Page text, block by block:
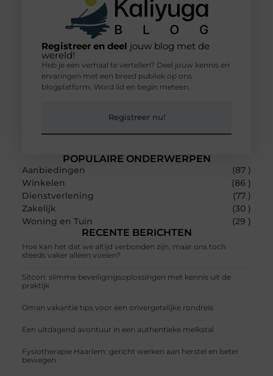
POPULAIRE ONDERWERPEN
Aanbiedingen
(87 )
Winkelen
(86 )
Dienstverlening
(77 )
Zakelijk
(30 )
Woning en Tuin
(29 )
RECENTE BERICHTEN
Hoe kan het dat we altijd verbonden zijn, maar ons toch
steeds vaker alleen voelen?
Sitcon: slimme beveiligingsoplossingen met kennis uit de
praktijk
Oman vakantie tips voor een onvergetelijke rondreis
Een uitdagend avontuur in een authentieke melkstal
Fysiotherapie Haarlem: gericht werken aan herstel en beter
bewegen
Registreer en deel jouw blog met de
wereld!
Heb je een verhaal te vertellen? Deel jouw kennis en
ervaringen met een breed publiek op ons
blogplatform. Word lid en begin meteen.
Registreer nu!